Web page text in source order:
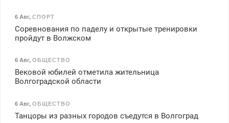
6 Авг, СПОРТ
Соревнования по паделу и открытые тренировки
пройдут в Волжском
6 Авг, ОБЩЕСТВО
Вековой юбилей отметила жительница
Волгоградской области
6 Авг, ОБЩЕСТВО
Танцоры из разных городов съедутся в Волгоград